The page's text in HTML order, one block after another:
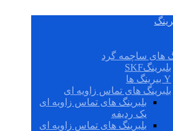
های ساچمه گرد
بلبرینگSKF
Y بیرینگ ها
بلبرینگ های تماس زاویه ای
بلبرینگ های تماس زاویه ای
یک ردیفه
بلبرینگ های تماس زاویه ای